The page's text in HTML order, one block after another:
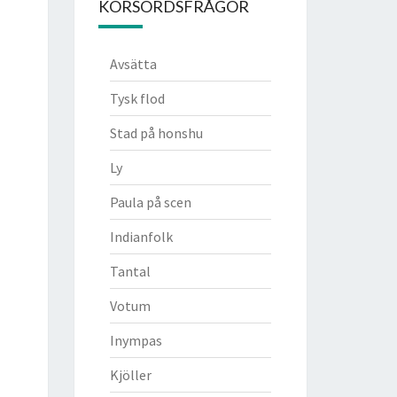
KORSORDSFRÅGOR
Avsätta
Tysk flod
Stad på honshu
Ly
Paula på scen
Indianfolk
Tantal
Votum
Inympas
Kjöller